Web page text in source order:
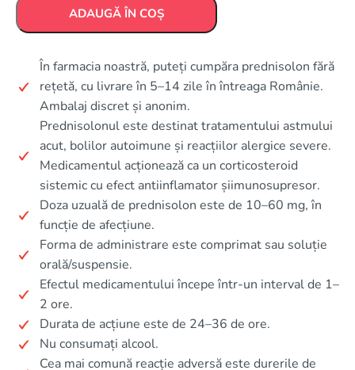
ADAUGĂ ÎN COȘ
În farmacia noastră, puteți cumpăra prednisolon fără
rețetă, cu livrare în 5–14 zile în întreaga Românie.
Ambalaj discret și anonim.
Prednisolonul este destinat tratamentului astmului
acut, bolilor autoimune și reacțiilor alergice severe.
Medicamentul acționează ca un corticosteroid
sistemic cu efect antiinflamator șiimunosupresor.
Doza uzuală de prednisolon este de 10–60 mg, în
funcție de afecțiune.
Forma de administrare este comprimat sau soluție
orală/suspensie.
Efectul medicamentului începe într-un interval de 1–
2 ore.
Durata de acțiune este de 24–36 de ore.
Nu consumați alcool.
Cea mai comună reacție adversă este durerile de